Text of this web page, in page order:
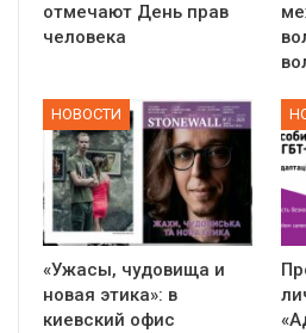
отмечают День прав
человека
НОВОСТИ
«Ужасы, чудовища и
новая этика»: в
киевский офис